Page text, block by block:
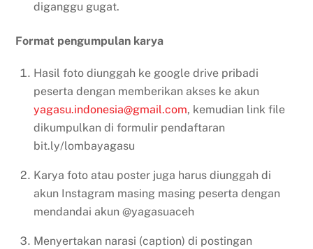
diganggu gugat.
Format pengumpulan karya
Hasil foto diunggah ke google drive pribadi
peserta dengan memberikan akses ke akun
yagasu.indonesia@gmail.com, kemudian link file
dikumpulkan di formulir pendaftaran
bit.ly/lombayagasu
Karya foto atau poster juga harus diunggah di
akun Instagram masing masing peserta dengan
mendandai akun @yagasuaceh
Menyertakan narasi (caption) di postingan